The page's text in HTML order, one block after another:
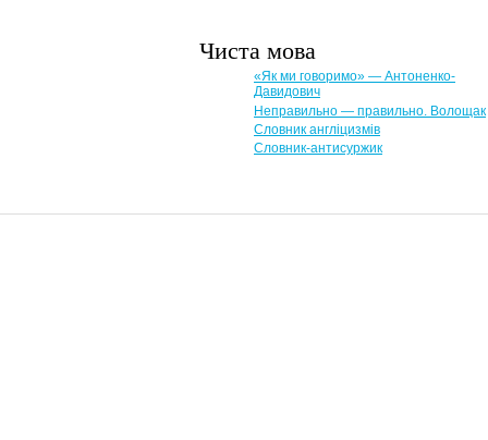
Чиста мова
«Як ми говоримо» — Антоненко-
Давидович
Неправильно — правильно. Волощак
Словник англіцизмів
Словник-антисуржик